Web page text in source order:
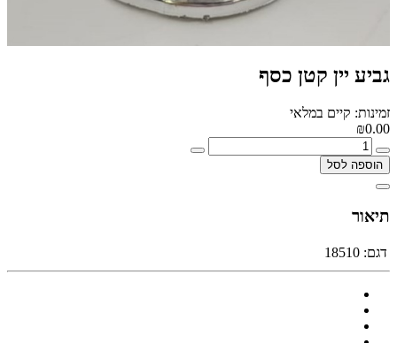
גביע יין קטן כסף
זמינות: קיים במלאי
₪0.00
הוספה לסל
תיאור
דגם: 18510